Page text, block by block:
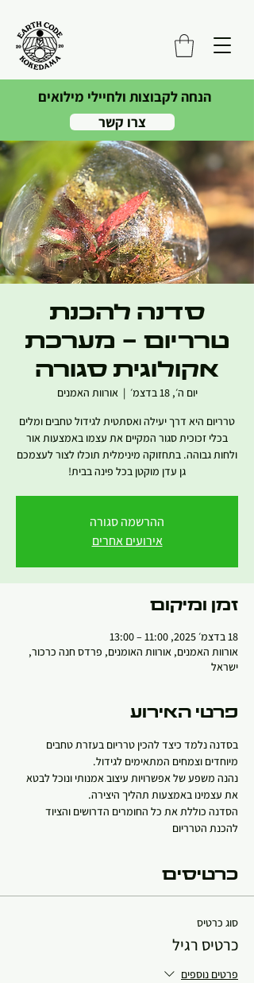
הנחה לקבוצות ולחיילי מילואים
צרו קשר
סדנה להכנת
טרריום - מערכת
אקולוגית סגורה
יום ה׳, 18 בדצמ׳
  |
אורוות האמנים
טרריום היא דרך יעילה ואסתטית לגידול טחבים ומלים
בכלי זכוכית סגור המקיים את עצמו באמצעות אור
ולחות גבוהה. בתחזוקה מינימלית תוכלו לצור לעצמכם
גן עדן מוקטן בכל פינה בבית!
ההרשמה סגורה
אירועים אחרים
זמן ומיקום
18 בדצמ׳ 2025, 11:00 – 13:00
אורוות האמנים, אורוות האומנים, פרדס חנה כרכור,
ישראל
פרטי האירוע
בסדנה נלמד כיצד להכין טרריום בעזרת טחבים
מיוחדים וצמחים המתאימים לגידול.
נהנה משפע של אפשרויות עיצוב אמנותי ונוכל לבטא
את עצמינו באמצעות תהליך היצירה.
הסדנה כוללת את כל החומרים הדרושים והציוד
להכנת הטרריום
כרטיסים
סוג כרטיס
כרטיס רגיל
פרטים נוספים